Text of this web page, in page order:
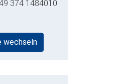
374 1484010
wechseln